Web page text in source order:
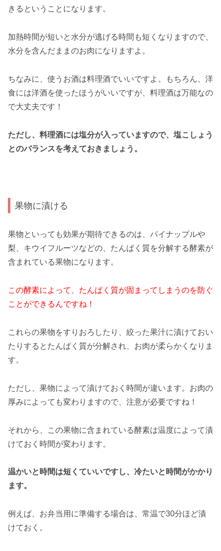
きるということになります。
加熱時間が短いと水分が逃げる時間も短くなりますので、
水分を含んだままのお肉になりますよ。
ちなみに、使うお酒は料理酒でいいですよ。もちろん、洋
食には洋酒を使ったほうがいいですが、料理酒は万能なの
で大丈夫です！
ただし、料理酒には塩分が入っていますので、塩こしょう
とのバランスを考えておきましょう。
果物に漬ける
果物といっても効果が期待できるのは、パイナップルや
梨、キウイフルーツなどの、たんぱく質を分解する酵素が
含まれている果物になります。
この酵素によって、たんぱく質が固まってしまうのを防ぐ
ことができるんですね！
これらの果物をすりおろしたり、絞った果汁に漬けておい
たりするとたんぱく質が分解され、お肉が柔らかくなりま
す。
ただし、果物によって漬けておく時間が違います。お肉の
厚みによっても変わりますので、注意が必要ですね！
それから、この果物に含まれている酵素は温度によって漬
けておく時間が変わります。
温かいと時間は短くていいですし、冷たいと時間がかかり
ます。
例えば、お弁当用に準備する場合は、常温で30分ほど漬
けておく。